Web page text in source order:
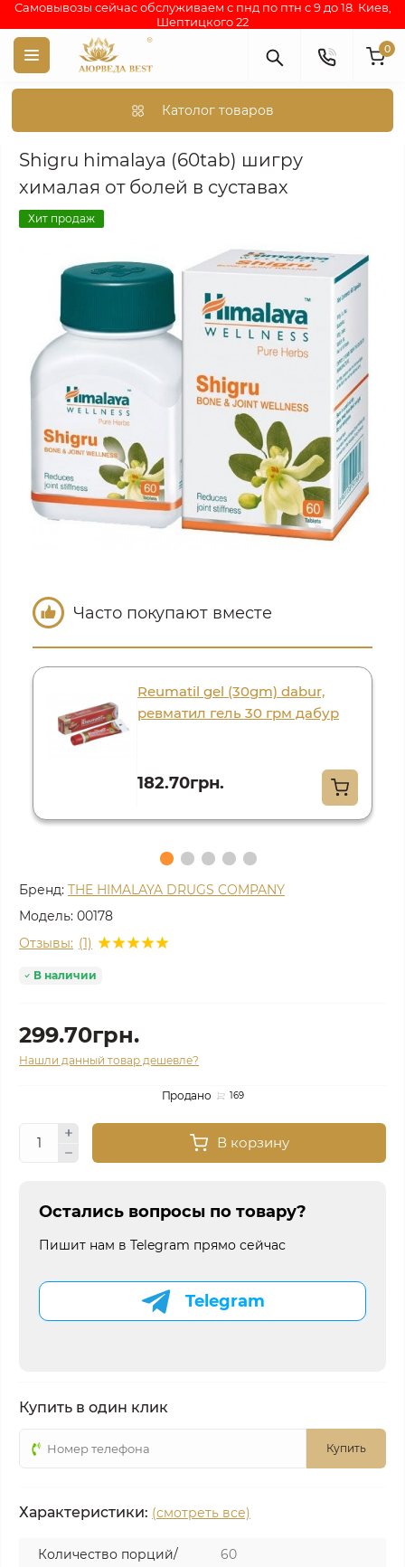
Самовывозы сейчас обслуживаем с пнд по птн с 9 до 18. Киев,
Шептицкого 22
0
Католог товаров
Аюрведа каталог индийских товаров АЮРВЕДИЧЕСКИЕ
Shigru himalaya (60tab) шигру
хималая от болей в суставах
Хит продаж
Часто покупают вместе
Reumatil gel (30gm) dabur,
ревматил гель 30 грм дабур
182.70грн.
Бренд: THE HIMALAYA DRUGS COMPANY
Модель: 00178
Отзывы: (1)
В наличии
299.70грн.
Нашли данный товар дешевле?
Продано 169
В корзину
Остались вопросы по товару?
Пишит нам в Telegram прямо сейчас
Telegram
Купить в один клик
Купить
Характеристики: (смотреть все)
Количество порций/
60